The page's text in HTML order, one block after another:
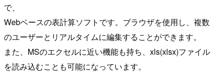
で、
Webベースの表計算ソフトです。ブラウザを使用し、複数
のユーザーとリアルタイムに編集することができます。
また、MSのエクセルに近い機能も持ち、xls(xlsx)ファイル
を読み込むことも可能になっています。